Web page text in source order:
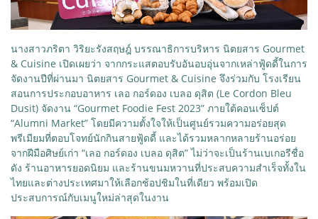
นางสาวภริตา วิริยะรังสฤษฎ์ บรรณาธิการบริหาร นิตยสาร Gourmet
& Cuisine เปิดเผยว่า จากกระแสตอบรับอันอบอุ่นจากเหล่าฟู้ดดี้ในการ
จัดงานปีที่ผ่านมา นิตยสาร Gourmet & Cuisine จึงร่วมกับ โรงเรียน
สอนการประกอบอาหาร เลอ กอร์ดอง เบลอ ดุสิต (Le Cordon Bleu
Dusit) จัดงาน “Gourmet Foodie Fest 2023” ภายใต้คอนเซ็ปต์
“Alumni Market” โดยมีความตั้งใจให้เป็นศูนย์รวมความอร่อยสุด
พรีเมียมที่ตอบโจทย์นักกินสายฟู้ดดี้ และได้รวมหลากหลายร้านอร่อย
จากฝีมือศิษย์เก่า “เลอ กอร์ดอง เบลอ ดุสิต” ไม่ว่าจะเป็นร้านเบเกอรีชื่อ
ดัง ร้านอาหารยอดนิยม และร้านขนมหวานที่ประสบความสำเร็จทั้งใน
ไทยและต่างประเทศมาให้เลือกช้อปชิมในที่เดียว พร้อมเปิด
ประสบการณ์กับเมนูใหม่ล่าสุดในงาน